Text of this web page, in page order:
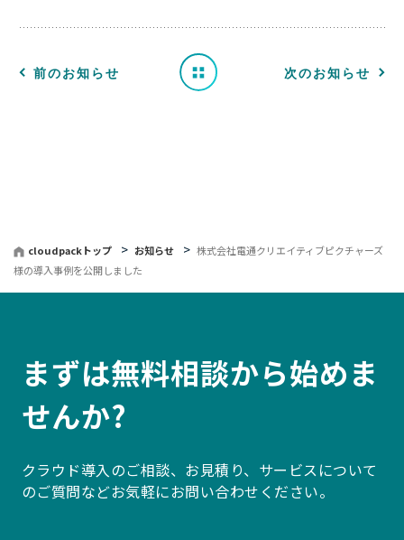
前のお知らせ
せ
一 次のお知らせ
cloudpackトップ お知らせ
株式会社電通クリエイティブピクチャーズ
様の導入事例を公開しました
まずは無料相談から始めま
せんか?
クラウド導入のご相談、お見積り、サービスについて
のご質問などお気軽にお問い合わせください。